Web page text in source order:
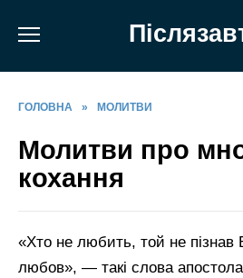
ГОЛОВНА » МОЛИТВИ
Молитви про
кохання
«Хто не любить, той не пізнав
любов», — такі слова